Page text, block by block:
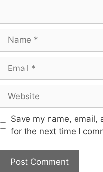
Save my name,
for the next time I